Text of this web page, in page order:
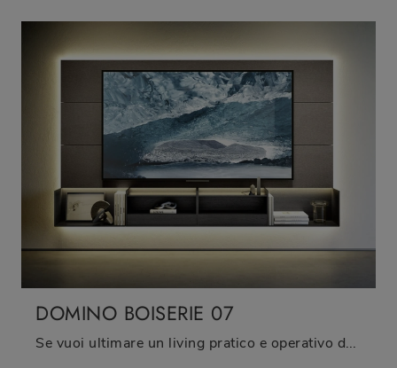
DOMINO BOISERIE 07
Se vuoi ultimare un living pratico e operativo dalle linee moderne, ti presentiamo la parete attrezzata Domino Boiserie 07 Sangiacomo.